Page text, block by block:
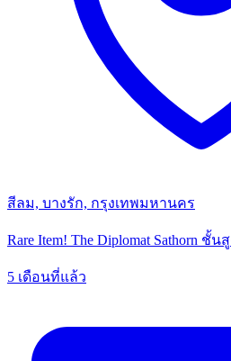
สีลม, บางรัก, กรุงเทพมหานคร
Rare Item! The Diplomat Sathorn
5 เดือนที่แล้ว